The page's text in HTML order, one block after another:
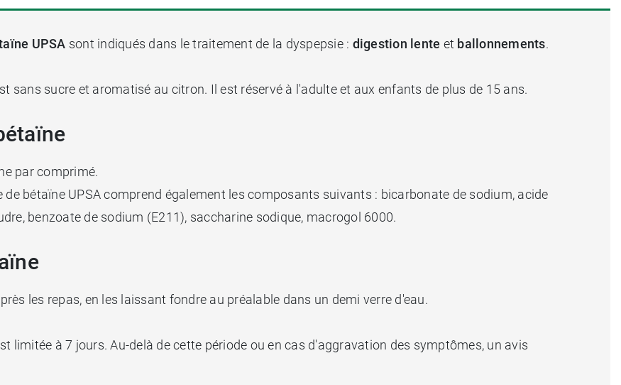
UPSA sont indiqués dans le traitement de la dyspepsie : digestion lente et ballonnements.
sans sucre et aromatisé au citron. Il est réservé à l'adulte et aux enfants de plus de 15 ans.
par comprimé.
bétaïne UPSA comprend également les composants suivants : bicarbonate de sodium, acide
benzoate de sodium (E211), saccharine sodique, macrogol 6000.
les repas, en les laissant fondre au préalable dans un demi verre d'eau.
limitée à 7 jours. Au-delà de cette période ou en cas d'aggravation des symptômes, un avis